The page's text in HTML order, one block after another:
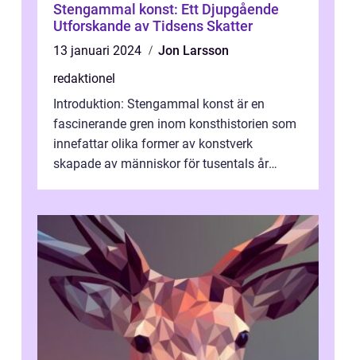
Stengammal konst: Ett Djupgående
Utforskande av Tidsens Skatter
13 januari 2024
Jon Larsson
redaktionel
Introduktion: Stengammal konst är en
fascinerande gren inom konsthistorien som
innefattar olika former av konstverk
skapade av människor för tusentals år